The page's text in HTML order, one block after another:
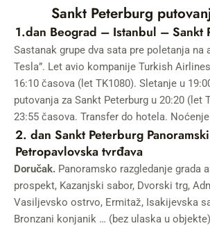
Sankt Peterburg
1.dan Beograd – Istanbul – Sankt
Sastanak grupe dva sata pre poletanja na
Tesla”. Let avio kompanije Turkish
16:10 časova (let TK1080). Sletanje u
putovanja za Sankt Peterburg u 20:20 (let
23:55 časova. Transfer do hotela.
2. dan Sankt Peterburg
Petropavlovska tvrđava
Doručak. Panoramsko razgledanje grada
prospekt, Kazanjski sabor, Dvorski trg,
Vasiljevsko ostrvo, Ermitaž, Isakijevska
Bronzani konjanik … (bez ulaska u